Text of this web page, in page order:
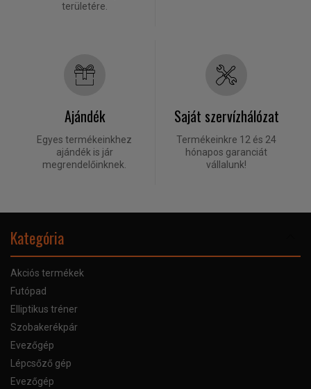
területére.
Ajándék
Egyes termékeinkhez
ajándék is jár
megrendelőinknek.
Saját szervízhálózat
Termékeinkre 12 és 24
hónapos garanciát
vállalunk!
Kategória
Akciós termékek
Futópad
Elliptikus tréner
Szobakerékpár
Evezőgép
Lépcsőző gép
Evezőgép